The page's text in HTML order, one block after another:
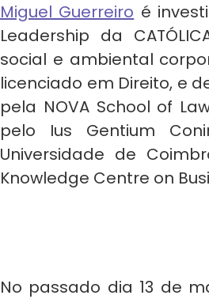
Miguel Guerreiro é
Leadership da
social e ambiental
licenciado em Direito, e
pela NOVA School of
pelo Ius Gentium
Universidade de
Knowledge Centre on
No passado dia 13 de